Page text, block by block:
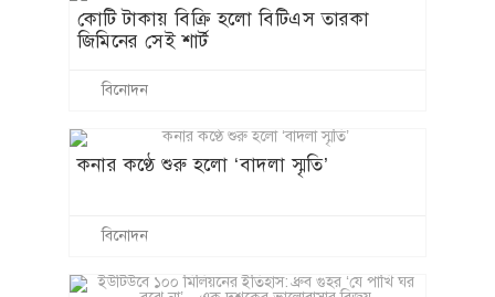
চালিয়েছে ইউক্রেন
বিয়ের ৬ বছর পর জানলেন তারা ভাই-
বোন!
এল নিনো, জাতিসংঘের জরুরি সতর্কবার্তা
শিক্ষার্থীদের ওপর অস্ত্র ব্যবহারের জবাবদিহি
ধর্ষকদের রক্ষাকারীকে শিক্ষামন্ত্রী বানিয়েছে
মোদি সরকার : রাহুল গান্ধী